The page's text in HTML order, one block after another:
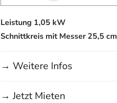
Leistung 1,05 kW
Schnittkreis mit Messer 25,5 cm
→ Weitere Infos
→ Jetzt Mieten